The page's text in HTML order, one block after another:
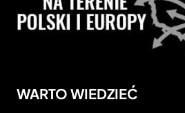
WARTO WIEDZIEĆ